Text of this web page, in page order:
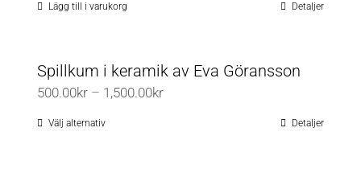
Lägg till i varukorg Detaljer
Spillkum i keramik av Eva Göransson
500.00kr – 1,500.00krPrisintervall:
Välj alternativDen
Detaljer